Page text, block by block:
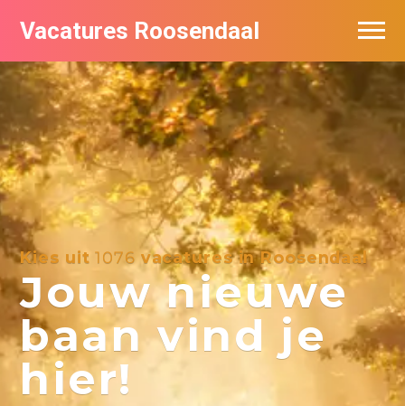
Vacatures Roosendaal
Kies uit1076vacatures in Roosendaal
Jouw nieuwe
baan vind je
hier!
Vacatures bij bedrijven
De populairste vacatures in Roosendaal